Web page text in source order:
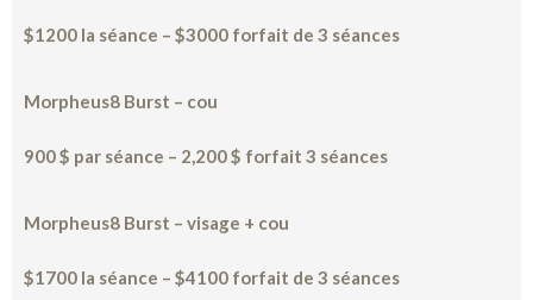
$1200 la séance – $3000 forfait de 3 séances
Morpheus8 Burst – cou
900 $ par séance – 2,200 $ forfait 3 séances
Morpheus8 Burst – visage + cou
$1700 la séance – $4100 forfait de 3 séances